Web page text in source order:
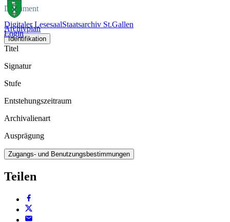
Digitaler LesesaalStaatsarchiv St.Gallen
Login
Dokument
Archivplan
Identifikation
Titel
Signatur
Stufe
Entstehungszeitraum
Archivalienart
Ausprägung
Zugangs- und Benutzungsbestimmungen
Teilen